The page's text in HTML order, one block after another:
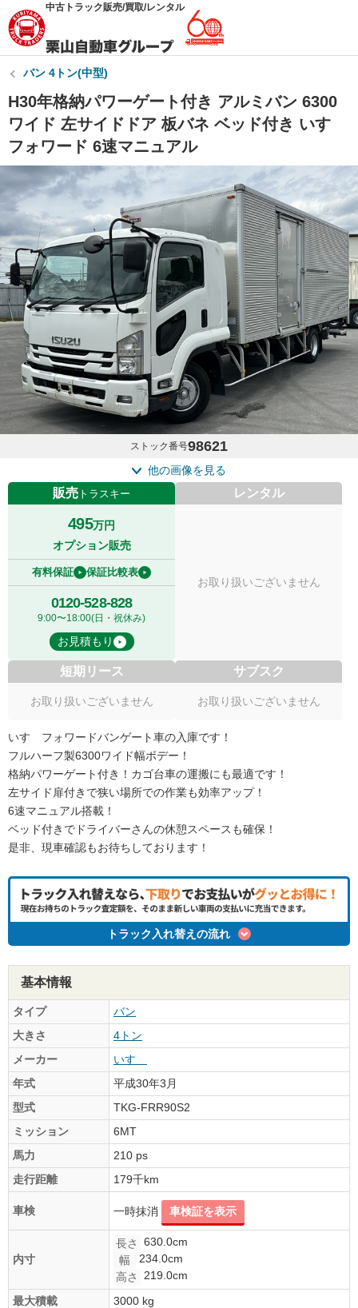
中古トラック販売/買取/レンタル
バン 4トン(中型)
H30年格納パワーゲート付き アルミバン 6300
ワイド 左サイドドア 板バネ ベッド付き いすゞ
フォワード 6速マニュアル
ストック番号98621
他の画像を見る
販売 トラスキー
495万円
オプション販売
有料保証 保証比較表
0120-528-828
9:00〜18:00(日・祝休み)
お見積もり
レンタル
お取り扱いございません
短期リース
お取り扱いございません
サブスク
お取り扱いございません
いすゞフォワードバンゲート車の入庫です！
フルハーフ製6300ワイド幅ボデー！
格納パワーゲート付き！カゴ台車の運搬にも最適です！
左サイド扉付きで狭い場所での作業も効率アップ！
6速マニュアル搭載！
ベッド付きでドライバーさんの休憩スペースも確保！
是非、現車確認もお待ちしております！
トラック入れ替えの流れ
基本情報
タイプ
バン
大きさ
4トン
メーカー
いすゞ
年式
平成30年3月
型式
TKG-FRR90S2
ミッション
6MT
馬力
210 ps
走行距離
179千km
車検 一時抹消 車検証を表示
内寸
長さ
630.0cm
幅
234.0cm
高さ
219.0cm
最大積載
3000 kg